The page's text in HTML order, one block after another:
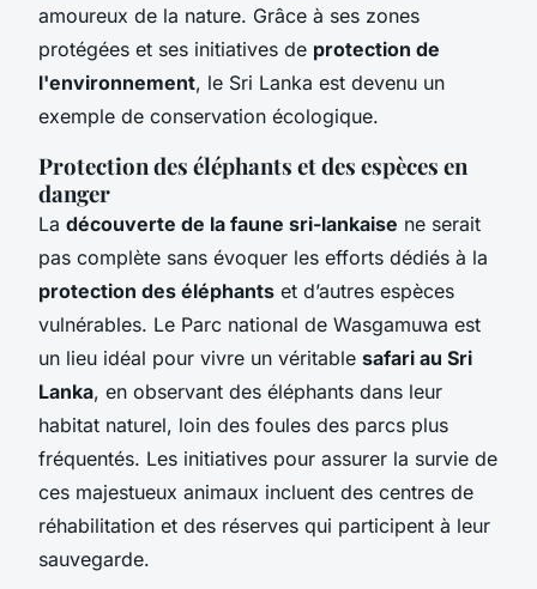
amoureux de la nature. Grâce à ses zones
protégées et ses initiatives de protection de
l'environnement, le Sri Lanka est devenu un
exemple de conservation écologique.
Protection des éléphants et des espèces en
danger
La découverte de la faune sri-lankaise ne serait
pas complète sans évoquer les efforts dédiés à la
protection des éléphants et d’autres espèces
vulnérables. Le Parc national de Wasgamuwa est
un lieu idéal pour vivre un véritable safari au Sri
Lanka, en observant des éléphants dans leur
habitat naturel, loin des foules des parcs plus
fréquentés. Les initiatives pour assurer la survie de
ces majestueux animaux incluent des centres de
réhabilitation et des réserves qui participent à leur
sauvegarde.